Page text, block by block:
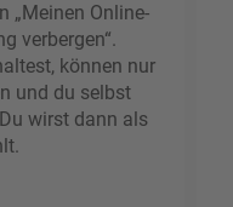
„Meinen Online-
verbergen“.
können nur
und du selbst
wirst dann als